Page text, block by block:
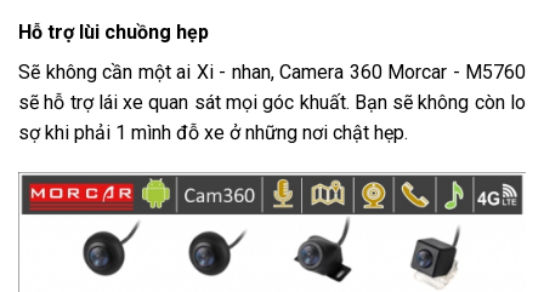
Hỗ trợ lùi chuồng hẹp
Sẽ không cần một ai Xi - nhan, Camera 360 Morcar - M5760
sẽ hỗ trợ lái xe quan sát mọi góc khuất. Bạn sẽ không còn lo
sợ khi phải 1 mình đỗ xe ở những nơi chật hẹp.